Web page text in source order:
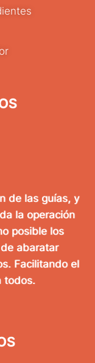
de las guías, y
la operación
posible los
abaratar
Facilitando el
todos.